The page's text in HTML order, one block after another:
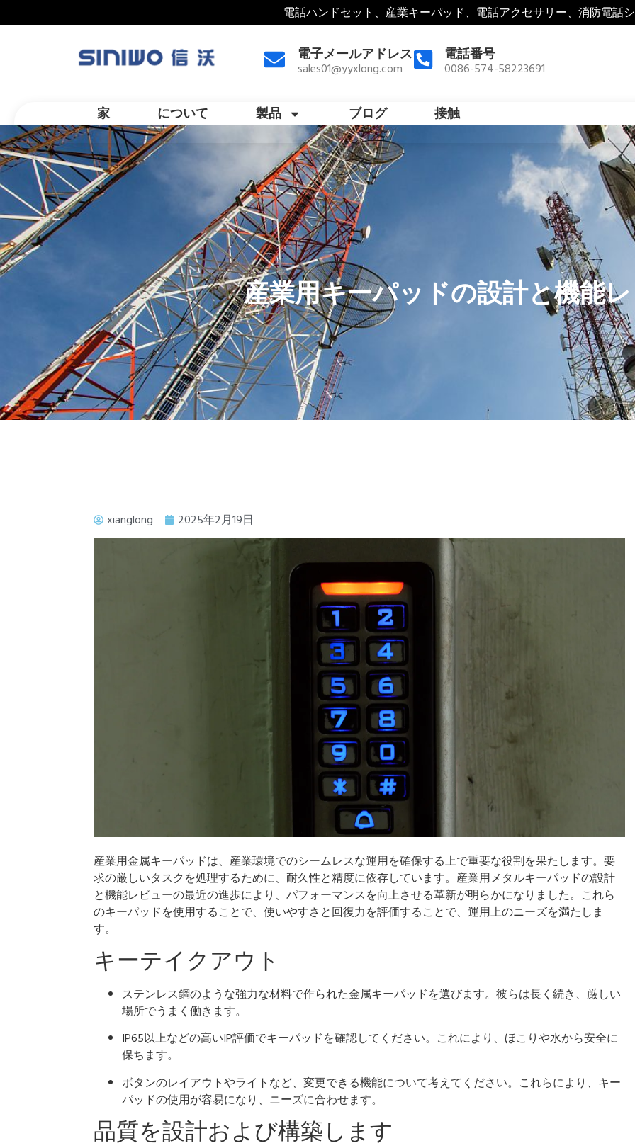
電話ハンドセット、産業キーパッド、電話アクセサリー、消防電話
電子メールアドレス
sales01@yyxlong.com
電話番号
0086-574-58223691
家 について 製品 ブログ 接触
産業用キーパッドの設計と機能
xianglong 2025年2月19日
産業用金属キーパッドは、産業環境でのシームレスな運用を確保する上で重要な役割を果たします。要
求の厳しいタスクを処理するために、耐久性と精度に依存しています。産業用メタルキーパッドの設計
と機能レビューの最近の進歩により、パフォーマンスを向上させる革新が明らかになりました。これら
のキーパッドを使用することで、使いやすさと回復力を評価することで、運用上のニーズを満たしま
す。
キーテイクアウト
ステンレス鋼のような強力な材料で作られた金属キーパッドを選びます。彼らは長く続き、厳しい
場所でうまく働きます。
IP65以上などの高いIP評価でキーパッドを確認してください。これにより、ほこりや水から安全に
保ちます。
ボタンのレイアウトやライトなど、変更できる機能について考えてください。これらにより、キー
パッドの使用が容易になり、ニーズに合わせます。
品質を設計および構築します